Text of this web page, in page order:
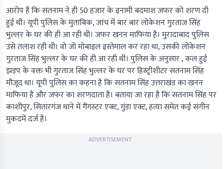
आरोप है कि सतनाम ने ही 50 हजार के इनामी बदमाश जफर को शरण दी
हुई थी। यूपी पुलिस के मुताबिक, जांच में बार बार लोकेशन गुरताज सिंह
भुल्लर के घर की ही आ रही थी। जफर खनन माफिया है। मुरादाबाद पुलिस
उसे तलाश रही थी। वो जो मोबाइल इस्तेमाल कर रहा था, उसकी लोकेशन
गुरताज सिंह भुल्लर के घर की ही आ रही थी। पुलिस के अनुसार , कल हुई
झड़प के वक्त भी गुरताज सिंह भुल्लर के घर पर हिस्ट्रीशीटर सतनाम सिंह
मौजूद था। यूपी पुलिस का कहना है कि सतनाम सिंह उत्तराखंड का खनन
माफिया है और जफर का शरणदाता है। बताया जा रहा है कि सतनाम सिंह पर
काशीपुर, सितारगंज थाने में गैंगस्टर एक्ट, गुंडा एक्ट, हत्या समेत कई संगीन
मुकदमें दर्ज है।
ADVERTISEMENT